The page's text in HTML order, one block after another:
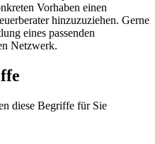
Vorhaben einen
hinzuzuziehen. Gerne
eines passenden
Netzwerk.
diese Begriffe für Sie